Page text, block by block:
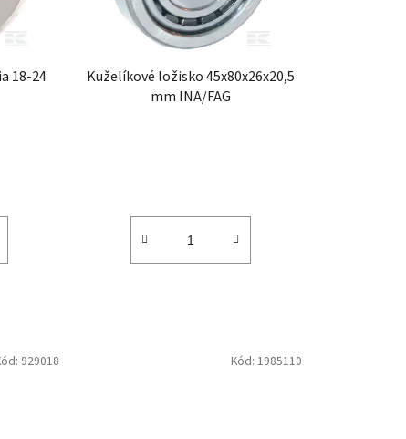
k
18-24
Kuželíkové ložisko 45x80x26x20,5
mm INA/FAG
929018 Kód: 1985110